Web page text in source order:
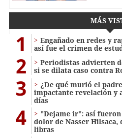
MÁS
1
Engañado en redes y
así fue el crimen de
2
Periodistas advierten
si se dilata caso contra
3
¿De qué murió el
impactante revelación y
días
4
"Dejame ir": así
dolor de Nasser Hilsaca,
libras